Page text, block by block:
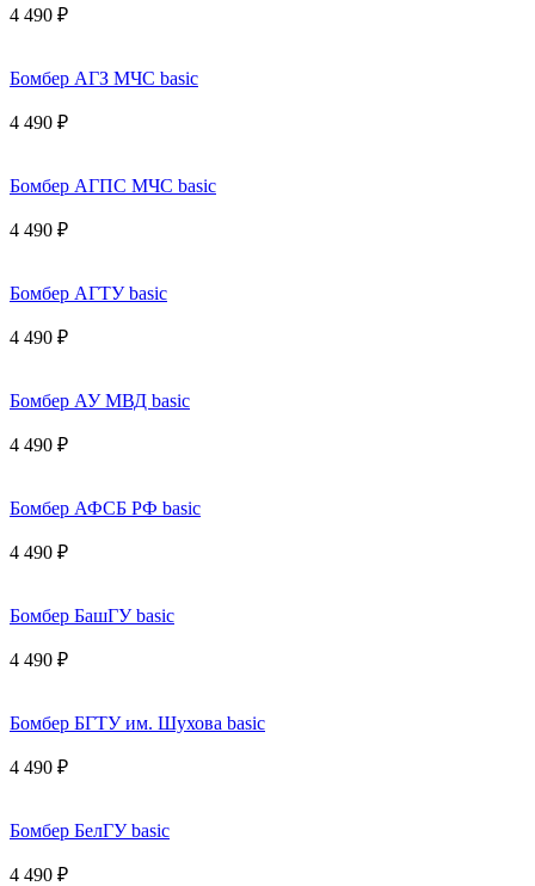
4 490 ₽
Бомбер АГЗ МЧС basic
4 490 ₽
Бомбер АГПС МЧС basic
4 490 ₽
Бомбер АГТУ basic
4 490 ₽
Бомбер АУ МВД basic
4 490 ₽
Бомбер АФСБ РФ basic
4 490 ₽
Бомбер БашГУ basic
4 490 ₽
Бомбер БГТУ им. Шухова basic
4 490 ₽
Бомбер БелГУ basic
4 490 ₽